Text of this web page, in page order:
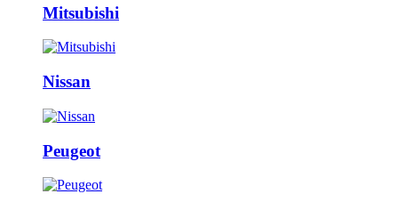
Mitsubishi
Nissan
Peugeot